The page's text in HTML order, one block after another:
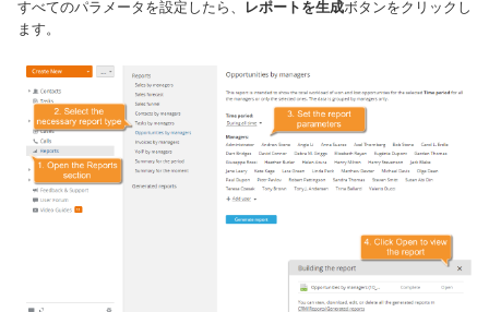
すべてのパラメータを設定したら、
レポートを生成ボタンをクリックし
ます。